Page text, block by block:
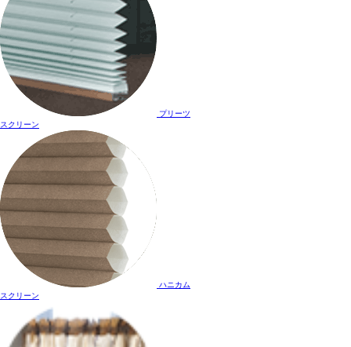
プリーツ
スクリーン
ハニカム
スクリーン